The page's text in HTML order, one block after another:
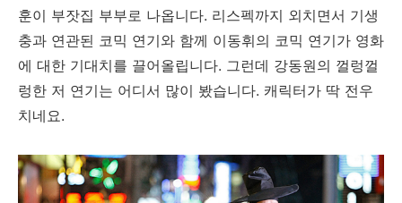
훈이 부잣집 부부로 나옵니다. 리스펙까지 외치면서 기생
충과 연관된 코믹 연기와 함께 이동휘의 코믹 연기가 영화
에 대한 기대치를 끌어올립니다. 그런데 강동원의 껄렁껄
렁한 저 연기는 어디서 많이 봤습니다. 캐릭터가 딱 전우
치네요.